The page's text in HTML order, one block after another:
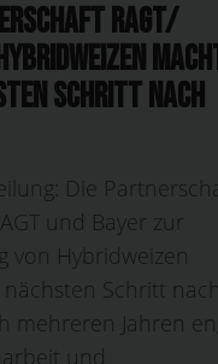
RAGT/
Schritt nach
Die
und Bayer zur
von Hybridweizen
Schritt nach
mehreren Jahren
und